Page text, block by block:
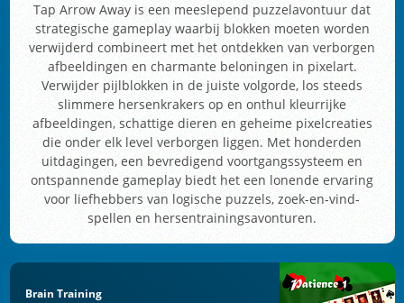
Tap Arrow Away is een meeslepend puzzelavontuur dat
strategische gameplay waarbij blokken moeten worden
verwijderd combineert met het ontdekken van verborgen
afbeeldingen en charmante beloningen in pixelart.
Verwijder pijlblokken in de juiste volgorde, los steeds
slimmere hersenkrakers op en onthul kleurrijke
afbeeldingen, schattige dieren en geheime pixelcreaties
die onder elk level verborgen liggen. Met honderden
uitdagingen, een bevredigend voortgangssysteem en
ontspannende gameplay biedt het een lonende ervaring
voor liefhebbers van logische puzzels, zoek-en-vind-
spellen en hersentrainingsavonturen.
Brain Training